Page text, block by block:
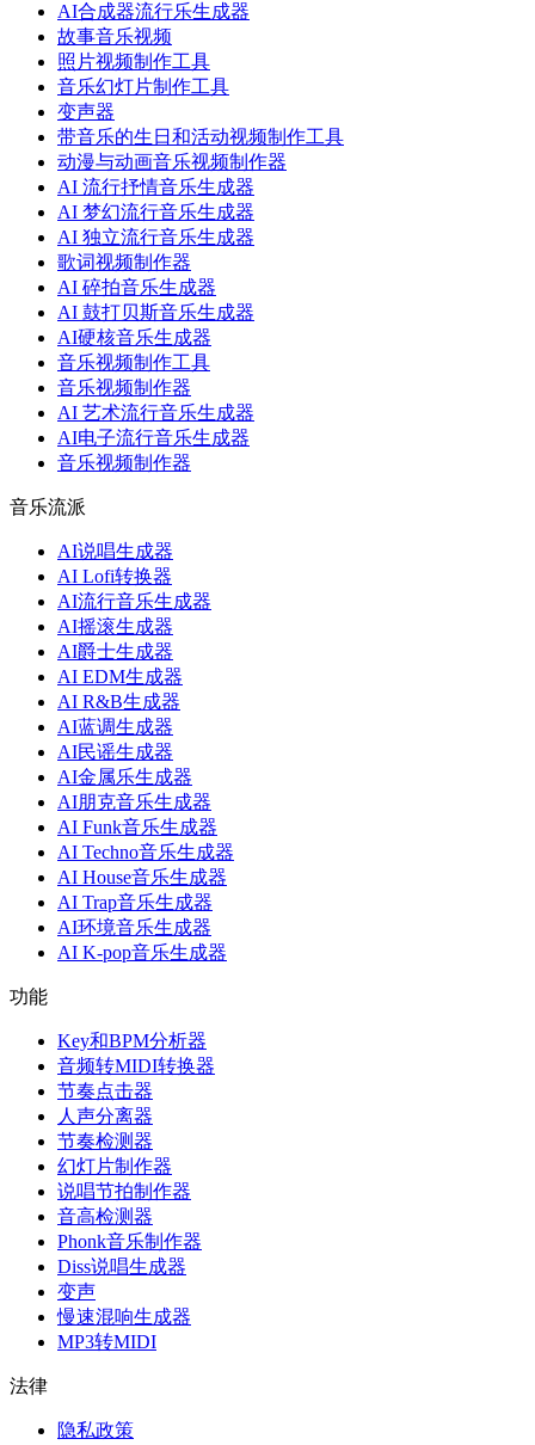
AI合成器流行乐生成器
故事音乐视频
照片视频制作工具
音乐幻灯片制作工具
变声器
带音乐的生日和活动视频制作工具
动漫与动画音乐视频制作器
AI 流行抒情音乐生成器
AI 梦幻流行音乐生成器
AI 独立流行音乐生成器
歌词视频制作器
AI 碎拍音乐生成器
AI 鼓打贝斯音乐生成器
AI硬核音乐生成器
音乐视频制作工具
音乐视频制作器
AI 艺术流行音乐生成器
AI电子流行音乐生成器
音乐视频制作器
音乐流派
AI说唱生成器
AI Lofi转换器
AI流行音乐生成器
AI摇滚生成器
AI爵士生成器
AI EDM生成器
AI R&B生成器
AI蓝调生成器
AI民谣生成器
AI金属乐生成器
AI朋克音乐生成器
AI Funk音乐生成器
AI Techno音乐生成器
AI House音乐生成器
AI Trap音乐生成器
AI环境音乐生成器
AI K-pop音乐生成器
功能
Key和BPM分析器
音频转MIDI转换器
节奏点击器
人声分离器
节奏检测器
幻灯片制作器
说唱节拍制作器
音高检测器
Phonk音乐制作器
Diss说唱生成器
变声
慢速混响生成器
MP3转MIDI
法律
隐私政策